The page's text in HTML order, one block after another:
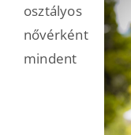
osztályos
nővérként
mindent